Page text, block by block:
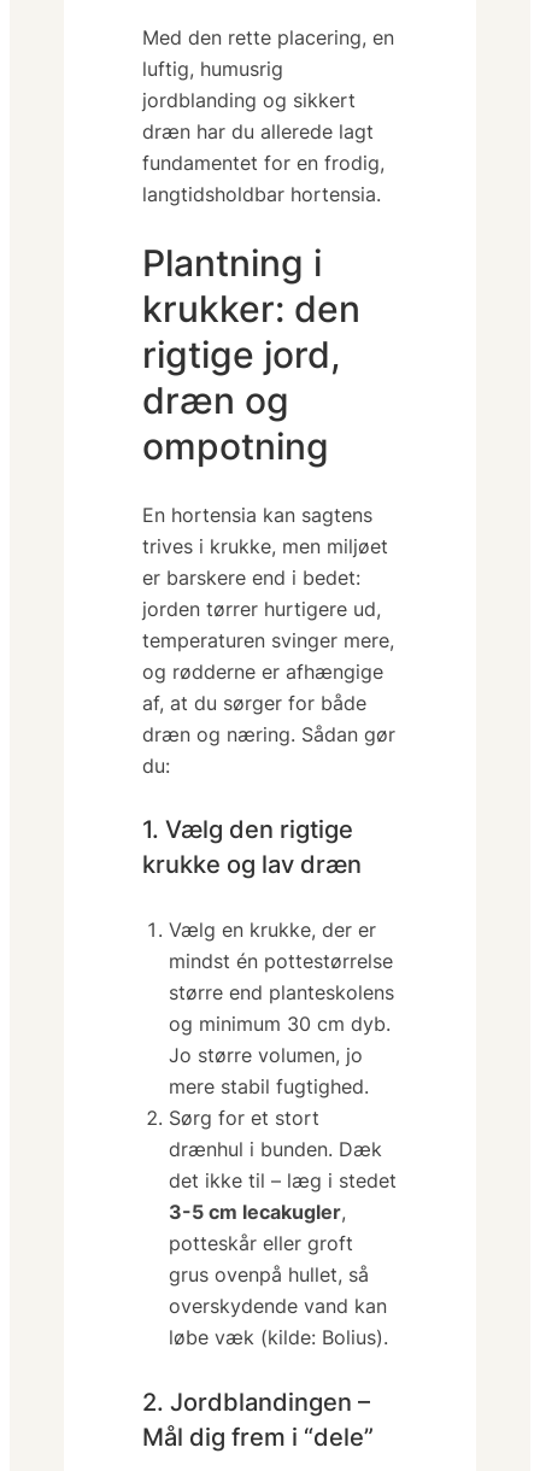
Med den rette placering, en
luftig, humusrig
jordblanding og sikkert
dræn har du allerede lagt
fundamentet for en frodig,
langtidsholdbar hortensia.
Plantning i
krukker: den
rigtige jord,
dræn og
ompotning
En hortensia kan sagtens
trives i krukke, men miljøet
er barskere end i bedet:
jorden tørrer hurtigere ud,
temperaturen svinger mere,
og rødderne er afhængige
af, atdu sørger for både
dræn og næring. Sådan gør
du:
1. Vælg den rigtige
krukke og lav dræn
Vælg en krukke, der er
mindst én potte­størrelse
større end planteskolens
og minimum 30 cm dyb.
Jo større volumen, jo
mere stabil fugtighed.
Sørg for et stort
drænhul i bunden. Dæk
det ikke til – læg i stedet
3-5 cm lecakugler,
potteskår eller groft
grus ovenpå hullet, så
overskydende vand kan
løbe væk (kilde: Bolius).
2. Jordblandingen –
Mål dig frem i “dele”